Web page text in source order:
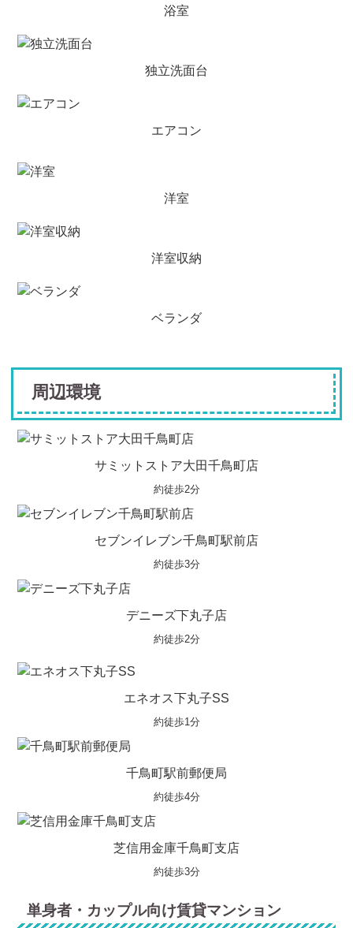
浴室
独立洗面台
エアコン
洋室
洋室収納
ベランダ
周辺環境
サミットストア大田千鳥町店
約徒歩2分
セブンイレブン千鳥町駅前店
約徒歩3分
デニーズ下丸子店
約徒歩2分
エネオス下丸子SS
約徒歩1分
千鳥町駅前郵便局
約徒歩4分
芝信用金庫千鳥町支店
約徒歩3分
単身者・カップル向け賃貸マンション